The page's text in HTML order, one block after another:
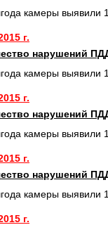
камеры
г.
нарушений
камеры
г.
нарушений
камеры
г.
нарушений
камеры
г.